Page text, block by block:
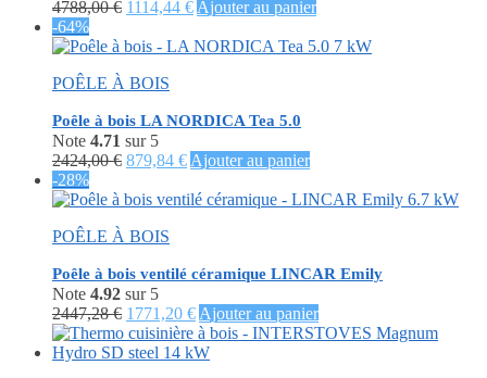
4788,00€ Le
initial
4788,00 €.
1114,44 €Le
actuel
Ajouter au panier
-64%
POÊLE À BOIS
Poêle à bois LA NORDICA Tea 5.0
Note 4.71 sur 5
2424,00€ Le
initial
2424,00 €.
879,84 €Le
actuel
Ajouter au panier
-28%
POÊLE À BOIS
Poêle à bois ventilé céramique LINCAR Emily
Note 4.92 sur 5
2447,28€ Le
prix
initial
1771,20 €Le
prix
actuel
Ajouter au panier